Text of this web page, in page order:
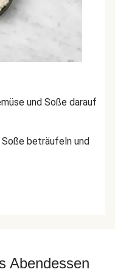
und Soße darauf
beträufeln und
Abendessen